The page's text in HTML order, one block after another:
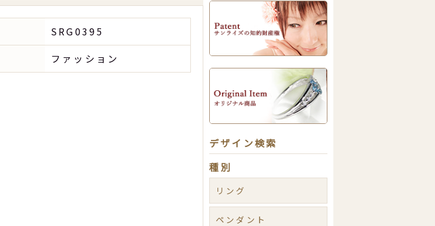
SRG0395
ファッション
デザイン検索
種別
リング
ペンダント